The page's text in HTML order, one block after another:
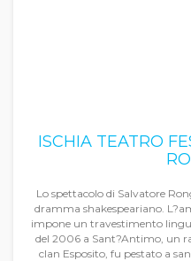
ISCHIA TEATRO
Lo spettacolo di Salvatore
dramma shakespeariano.
impone un travestimento
del 2006 a Sant?Antimo, un
clan Esposito, fu pestato a